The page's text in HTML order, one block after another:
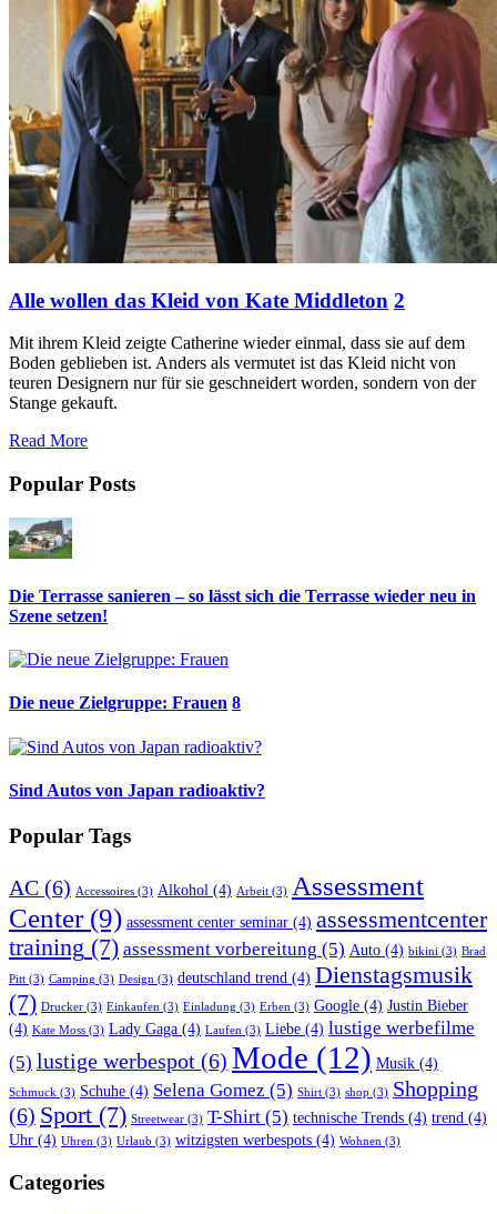
Alle wollen das Kleid von Kate Middleton 2
Mit ihrem Kleid zeigte Catherine wieder einmal, dass sie auf dem
Boden geblieben ist. Anders als vermutet ist das Kleid nicht von
teuren Designern nur für sie geschneidert worden, sondern von der
Stange gekauft.
Read More
Popular Posts
Die Terrasse sanieren – so lässt sich die Terrasse wieder neu in
Szene setzen!
Die neue Zielgruppe: Frauen 8
Sind Autos von Japan radioaktiv?
Popular Tags
AC (6) Accessoires (3) Alkohol (4) Arbeit (3) Assessment
Center(9) assessment center seminar (4) assessmentcenter
training (7) assessment vorbereitung (5) Auto (4) bikini (3) Brad
Pitt (3) Camping (3) Design (3) deutschland trend (4) Dienstagsmusik
(7) Drucker (3) Einkaufen (3) Einladung (3) Erben (3) Google (4) Justin Bieber
(4) Kate Moss (3) Lady Gaga (4) Laufen (3) Liebe (4) lustige werbefilme
(5) lustige werbespot (6) Mode (12) Musik (4)
Schmuck (3) Schuhe (4) Selena Gomez (5) Shirt (3) shop (3) Shopping
(6) Sport (7) Streetwear (3) T-Shirt (5) technische Trends (4) trend (4)
Uhr (4) Uhren (3) Urlaub (3) witzigsten werbespots (4) Wohnen (3)
Categories